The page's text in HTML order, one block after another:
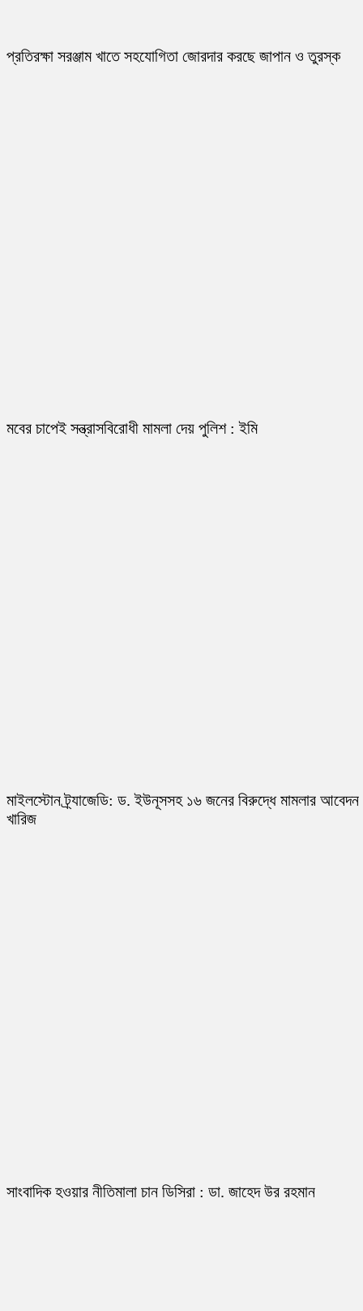
প্রতিরক্ষা সরঞ্জাম খাতে সহযোগিতা জোরদার করছে জাপান ও তুরস্ক
মবের চাপেই সন্ত্রাসবিরোধী মামলা দেয় পুলিশ : ইমি
মাইলস্টোন ট্র্যাজেডি: ড. ইউনূসসহ ১৬ জনের বিরুদ্ধে মামলার আবেদন
খারিজ
সাংবাদিক হওয়ার নীতিমালা চান ডিসিরা : ডা. জাহেদ উর রহমান